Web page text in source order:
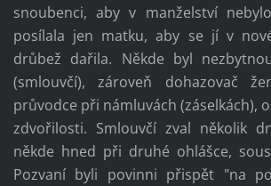
snoubenci, aby v manželství
posílala jen matku, aby se jí v
drůbež dařila. Někde byl
(smlouvčí), zároveň dohazovač
průvodce při námluvách (záselkách),
zdvořilosti. Smlouvčí zval několik
někde hned při druhé ohlášce,
Pozvaní byli povinni přispět "na